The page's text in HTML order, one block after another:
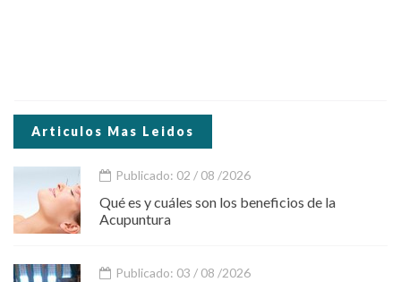
Articulos Mas Leidos
Publicado: 02 / 08 /2026
Qué es y cuáles son los beneficios de la
Acupuntura
Publicado: 03 / 08 /2026